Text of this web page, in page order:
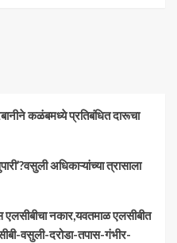
कळंबमध्ये प्रतिबंधित दारूचा
अधिकाऱ्यांच्या त्रासाला
एलसीबीचा नकार,यवतमाळ एलसीबीत
वसुली-दरोडा-तपास-गंभीर-